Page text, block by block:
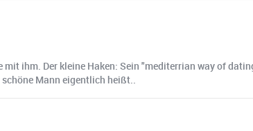
ihm. Der kleine Haken: Sein "mediterrian way of
Mann eigentlich heißt..